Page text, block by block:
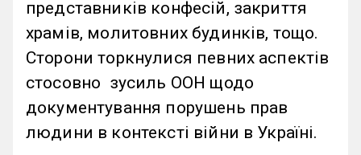
представників конфесій, закриття
храмів, молитовних будинків, тощо.
Сторони торкнулися певних аспектів
стосовно зусиль ООН щодо
документування порушень прав
людини в контексті війни в Україні.